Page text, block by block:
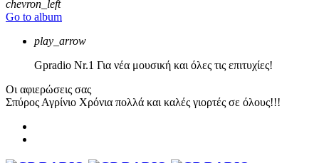
chevron_left
Go to album
play_arrow
Gpradio Nr.1 Για νέα μουσική και όλες τις επιτυχίες!
Οι αφιερώσεις σας
Σπύρος Αγρίνιο Χρόνια πολλά και καλές γιορτές σε όλους!!!